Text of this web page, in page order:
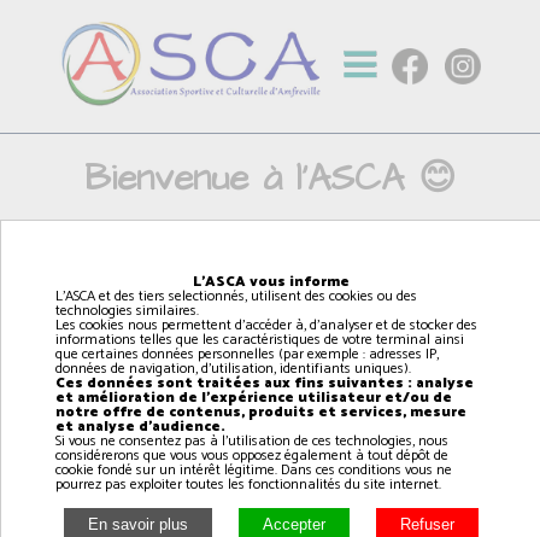
Bienvenue à l'ASCA 😊
Les préinscriptions 2027 👉 SONT
OUVERTES
Vous pouvez vous préinscrire sur le site
internet puis venir confirmer au forum des
associations le samedi 5 septembre 2026
avec le document PDF que vous devez
imprimer.
L'ASCA vous informe
L'ASCA et des tiers selectionnés, utilisent des cookies ou des
technologies similaires.
Les cookies nous permettent d'accéder à, d'analyser et de stocker des
informations telles que les caractéristiques de votre terminal ainsi
que certaines données personnelles (par exemple : adresses IP,
données de navigation, d'utilisation, identifiants uniques).
Ces données sont traitées aux fins suivantes : analyse
et amélioration de l'expérience utilisateur et/ou de
notre offre de contenus, produits et services, mesure
et analyse d'audience.
Si vous ne consentez pas à l'utilisation de ces technologies, nous
considérerons que vous vous opposez également à tout dépôt de
cookie fondé sur un intérêt légitime. Dans ces conditions vous ne
pourrez pas exploiter toutes les fonctionnalités du site internet.